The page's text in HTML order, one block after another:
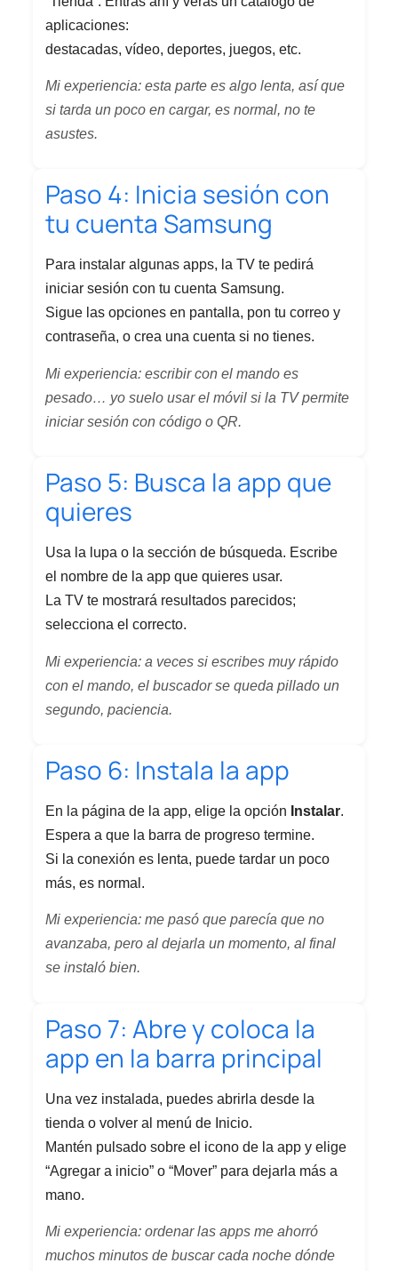
aplicaciones:
destacadas, vídeo, deportes, juegos, etc.
Mi experiencia: esta parte es algo lenta, así que
si tarda un poco en cargar, es normal, no te
asustes.
Paso 4: Inicia sesión con
tu cuenta Samsung
Para instalar algunas apps, la TV te pedirá
iniciar sesión con tu cuenta Samsung.
Sigue las opciones en pantalla, pon tu correo y
contraseña, o crea una cuenta si no tienes.
Mi experiencia: escribir con el mando es
pesado… yo suelo usar el móvil si la TV permite
iniciar sesión con código o QR.
Paso 5: Busca la app que
quieres
Usa la lupa o la sección de búsqueda. Escribe
el nombre de la app que quieres usar.
La TV te mostrará resultados parecidos;
selecciona el correcto.
Mi experiencia: a veces si escribes muy rápido
con el mando, el buscador se queda pillado un
segundo, paciencia.
Paso 6: Instala la app
En la página de la app, elige la opción Instalar.
Espera a que la barra de progreso termine.
Si la conexión es lenta, puede tardar un poco
más, es normal.
Mi experiencia: me pasó que parecía que no
avanzaba, pero al dejarla un momento, al final
se instaló bien.
Paso 7: Abre y coloca la
app en la barra principal
Una vez instalada, puedes abrirla desde la
tienda o volver al menú de Inicio.
Mantén pulsado sobre el icono de la app y elige
“Agregar a inicio” o “Mover” para dejarla más a
mano.
Mi experiencia: ordenar las apps me ahorró
muchos minutos de buscar cada noche dónde